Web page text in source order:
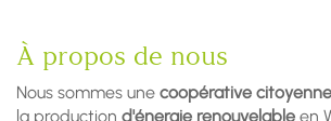
À propos de nous
Nous sommes une coopérative citoyenne
la production d'énergie renouvelable en